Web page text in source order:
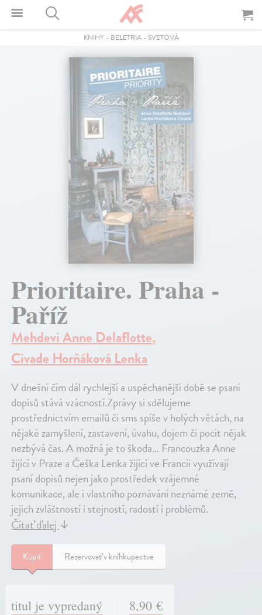
KNIHY- BELETRIA- SVETOVÁ
Prioritaire. Praha -
Paříž
Mehdevi Anne Delaflotte,
Civade Horňáková Lenka
V dnešní čím dál rychlejší a uspěchanější době se psaní
dopisů stává vzácností.Zprávy si sdělujeme
prostřednictvím emailů či sms spíše v holých větách, na
nějaké zamyšlení, zastavení, úvahu, dojem či pocit nějak
nezbývá čas. A možná je to škoda… Francouzka Anne
žijící v Praze a Češka Lenka žijící ve Francii využívají
psaní dopisů nejen jako prostředek vzájemné
komunikace, ale i vlastního poznávání neznámé země,
jejich zvláštností i stejností, radostí i problémů.
Čítať ďalej ↓
Kúpiť Rezervovať v kníhkupectve
titul je vypredaný 8,90 €